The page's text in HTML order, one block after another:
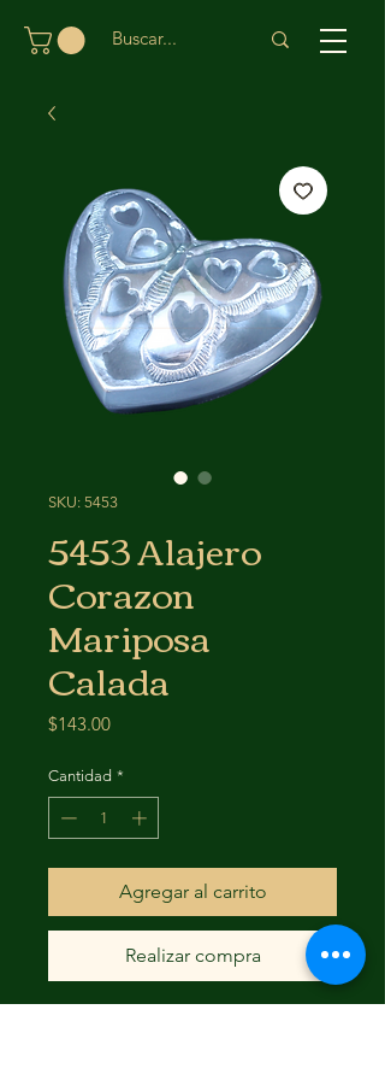
SKU: 5453
5453 Alajero
Corazon
Mariposa
Calada
$143.00Precio
Cantidad *
Agregar al carrito
Realizar compra